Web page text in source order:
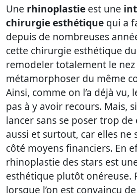
Une rhinoplastie est une
chirurgie esthétique qui a
depuis de nombreuses
cette chirurgie esthétique
remodeler totalement le nez
métamorphoser du même
Ainsi, comme on l’a déjà vu,
pas à y avoir recours. Mais,
lancer sans se poser trop de
aussi et surtout, car elles ne
côté moyens financiers. En
rhinoplastie des stars est
esthétique plutôt onéreuse.
lorsque l’on est convaincu